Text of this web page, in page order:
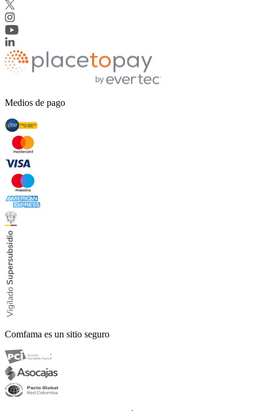
Medios de pago
Comfama es un sitio seguro